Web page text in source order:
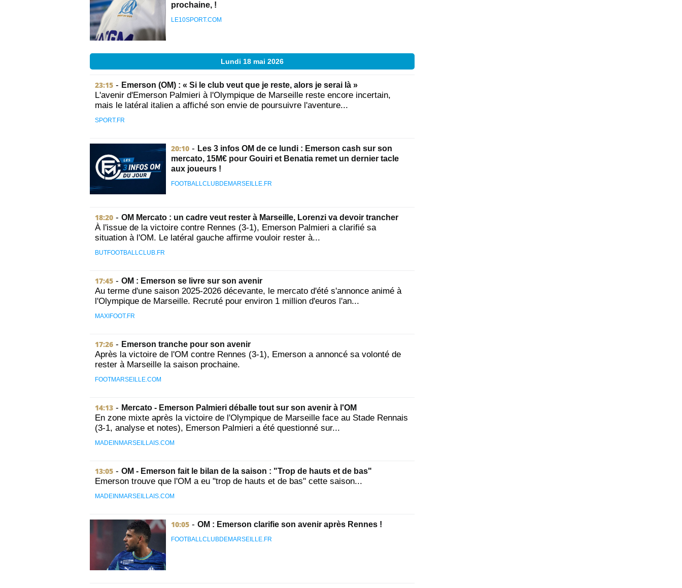
prochaine, !
LE10SPORT.COM
Lundi 18 mai 2026
23:15 - Emerson (OM) : « Si le club veut que je reste, alors je serai là »
L'avenir d'Emerson Palmieri à l'Olympique de Marseille reste encore incertain,
mais le latéral italien a affiché son envie de poursuivre l'aventure...
SPORT.FR
20:10 - Les 3 infos OM de ce lundi : Emerson cash sur son
mercato, 15M€ pour Gouiri et Benatia remet un dernier tacle
aux joueurs !
FOOTBALLCLUBDEMARSEILLE.FR
18:20 - OM Mercato : un cadre veut rester à Marseille, Lorenzi va devoir trancher
À l'issue de la victoire contre Rennes (3-1), Emerson Palmieri a clarifié sa
situation à l'OM. Le latéral gauche affirme vouloir rester à...
BUTFOOTBALLCLUB.FR
17:45 - OM : Emerson se livre sur son avenir
Au terme d'une saison 2025-2026 décevante, le mercato d'été s'annonce animé à
l'Olympique de Marseille. Recruté pour environ 1 million d'euros l'an...
MAXIFOOT.FR
17:26 - Emerson tranche pour son avenir
Après la victoire de l'OM contre Rennes (3-1), Emerson a annoncé sa volonté de
rester à Marseille la saison prochaine.
FOOTMARSEILLE.COM
14:13 - Mercato - Emerson Palmieri déballe tout sur son avenir à l'OM
En zone mixte après la victoire de l'Olympique de Marseille face au Stade Rennais
(3-1, analyse et notes), Emerson Palmieri a été questionné sur...
MADEINMARSEILLAIS.COM
13:05 - OM - Emerson fait le bilan de la saison : "Trop de hauts et de bas"
Emerson trouve que l'OM a eu "trop de hauts et de bas" cette saison...
MADEINMARSEILLAIS.COM
10:05 - OM : Emerson clarifie son avenir après Rennes !
FOOTBALLCLUBDEMARSEILLE.FR